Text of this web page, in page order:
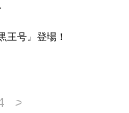
王号』登場！
>